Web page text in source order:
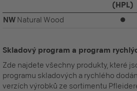
(HPL)
NW Natural Wood ⏺
Skladový program a program
Zde najdete všechny produkty, které
programu skladových a rychlého
verzích výrobků ze sortimentu